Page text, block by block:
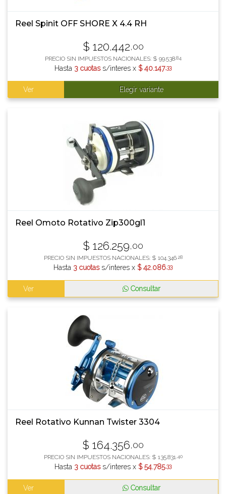
Reel Spinit OFF SHORE X 4.4 RH
$ 120.442,00
PRECIO SIN IMPUESTOS NACIONALES: $ 99.538,84
Hasta 3 cuotass/interes x $ 40.147,33
Ver Elegir variante
Reel Omoto Rotativo Zip300gl1
$ 126.259,00
PRECIO SIN IMPUESTOS NACIONALES: $ 104.346,28
Hasta 3 cuotass/interes x $ 42.086,33
Ver Consultar
Reel Rotativo Kunnan Twister 3304
$ 164.356,00
PRECIO SIN IMPUESTOS NACIONALES: $ 135.831 ,40
Hasta 3 cuotass/interes x $ 54.785,33
Ver Consultar